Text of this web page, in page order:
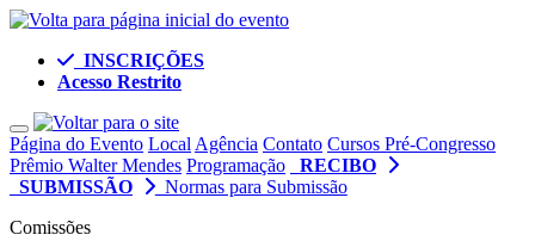
INSCRIÇÕES
Acesso Restrito
Toggle navigation
Página do Evento Local Agência Contato Cursos Pré-Congresso
Prêmio Walter Mendes Programação
RECIBO
SUBMISSÃO
Normas para Submissão
Comissões